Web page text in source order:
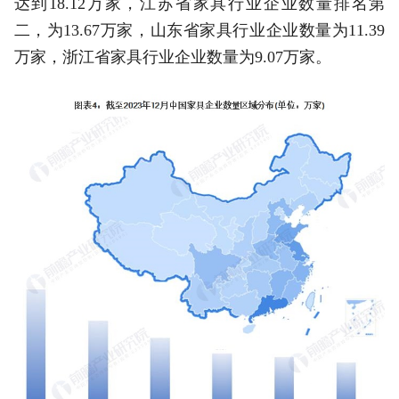
二，为13.67万家，山东省家具行业企业数量为11.39
万家，浙江省家具行业企业数量为9.07万家。